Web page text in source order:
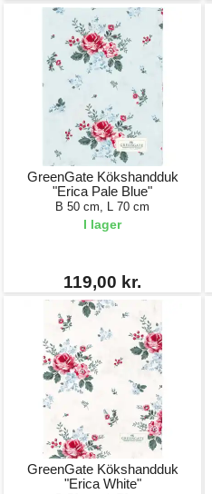
GreenGate Kökshandduk
"Erica Pale Blue"
B 50 cm, L 70 cm
I lager
119,00 kr.
GreenGate Kökshandduk
"Erica White"